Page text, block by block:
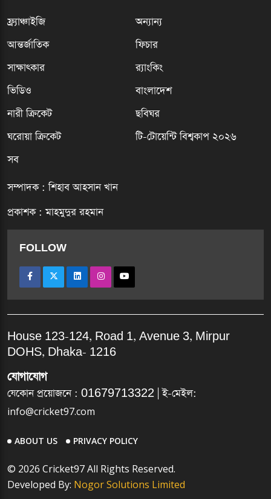
ফ্র্যাঞ্চাইজি
অন্যান্য
আন্তর্জাতিক
ফিচার
সাক্ষাৎকার
র‍্যাংকিং
ভিডিও
বাংলাদেশ
নারী ক্রিকেট
ছবিঘর
ঘরোয়া ক্রিকেট
টি-টোয়েন্টি বিশ্বকাপ ২০২৬
সব
সম্পাদক : শিহাব আহসান খান
প্রকাশক : মাহমুদুর রহমান
FOLLOW
House 123-124, Road 1, Avenue 3, Mirpur
DOHS, Dhaka- 1216
যোগাযোগ
যেকোন প্রয়োজনে : 01679713322 | ই-মেইল:
info@cricket97.com
ABOUT US PRIVACY POLICY
© 2026 Cricket97 All Rights Reserved.
Developed By: Nogor Solutions Limited